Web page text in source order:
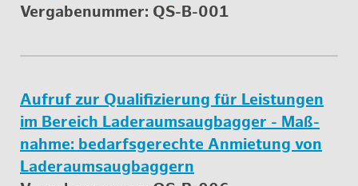
Ver­ga­be­num­mer: QS-B-001
Auf­ruf zur Qua­li­fi­zie­rung für Leis­tun­gen
im Be­reich La­de­raum­saug­bag­ger - Maß­
nah­me: be­darfs­ge­rech­te An­mie­tung von
La­de­raum­saug­bag­gern